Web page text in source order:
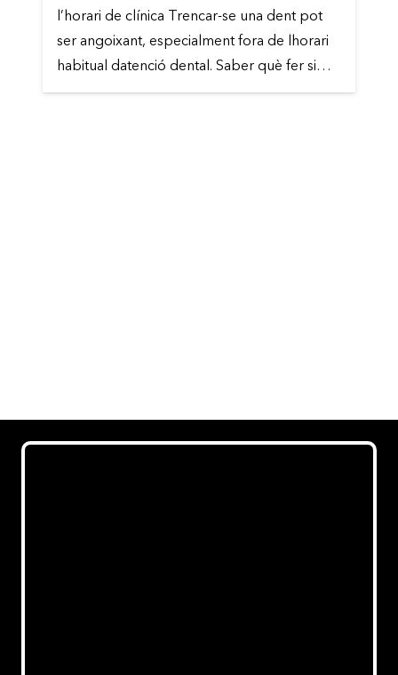
l’horari de clínica Trencar-se una dent pot
ser angoixant, especialment fora de lhorari
habitual datenció dental. Saber què fer si…